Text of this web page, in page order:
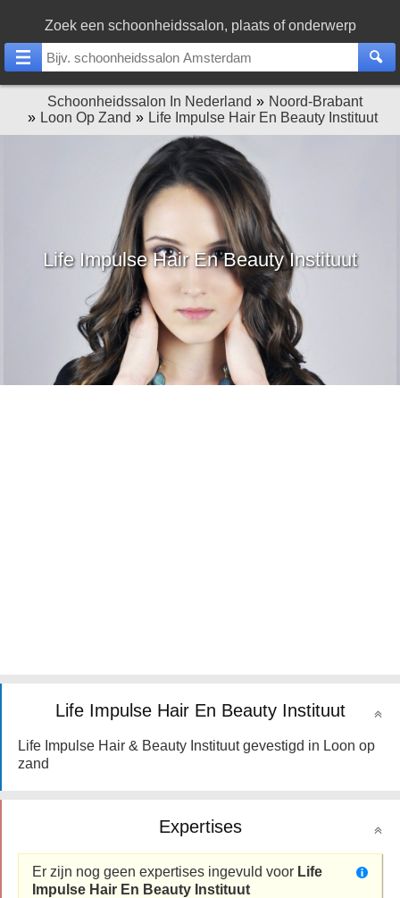
Zoek een schoonheidssalon, plaats of onderwerp
Schoonheidssalon In Nederland
Noord-Brabant
Loon Op Zand
Life Impulse Hair En Beauty Instituut
Life Impulse Hair En Beauty Instituut
Life Impulse Hair En Beauty Instituut
Life Impulse Hair & Beauty Instituut gevestigd in Loon op
zand
Expertises
Er zijn nog geen expertises ingevuld voor Life
Impulse Hair En Beauty Instituut